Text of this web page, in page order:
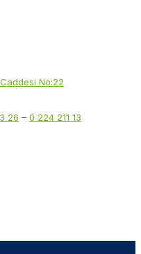
No:22
26 – 0 224 211 13